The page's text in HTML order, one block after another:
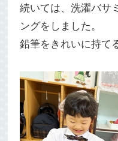
続いては、洗濯バサ
ングをしました。
鉛筆をきれいに持て